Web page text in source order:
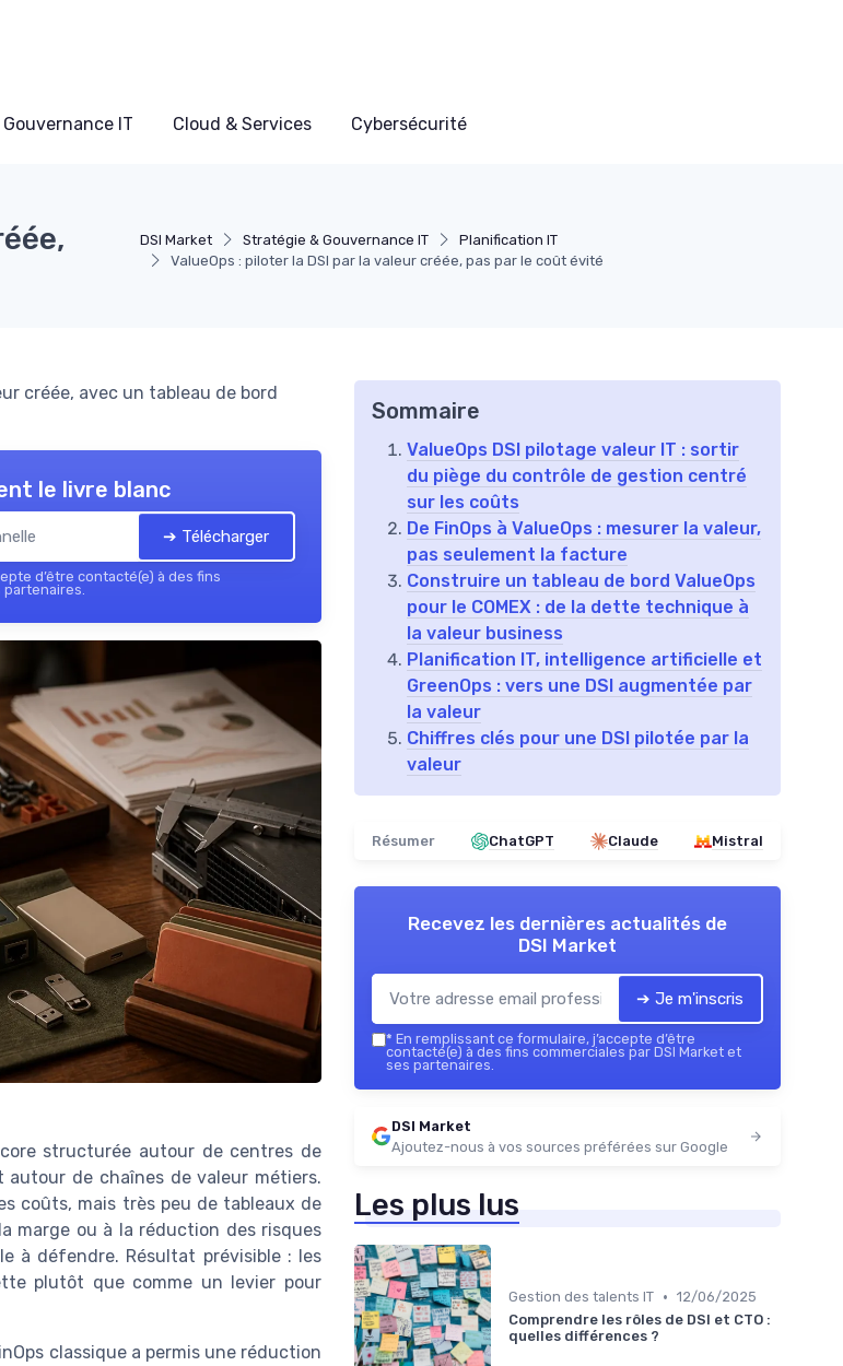
IT Cloud & Services Cybersécurité
DSI Market Stratégie & Gouvernance IT
Planification IT
ValueOps : piloter la DSI par la valeur créée, pas par le coût évité
créée, avec un tableau de bord
le livre blanc
➔ Télécharger
d’être contacté(e) à des fins
partenaires.
structurée autour de centres de
de chaînes de valeur métiers.
coûts, mais très peu de tableaux de
marge ou à la réduction des risques
à défendre. Résultat prévisible : les
plutôt que comme un levier pour
classique a permis une réduction
Sommaire
ValueOps DSI pilotage valeur IT : sortir
du piège du contrôle de gestion centré
sur les coûts
De FinOps à ValueOps : mesurer la valeur,
pas seulement la facture
Construire un tableau de bord ValueOps
pour le COMEX : de la dette technique à
la valeur business
Planification IT, intelligence artificielle et
GreenOps : vers une DSI augmentée par
la valeur
Chiffres clés pour une DSI pilotée par la
valeur
Résumer ChatGPT Claude Mistral
Recevez les dernières actualités de
DSI Market
➔ Je m'inscris
* En remplissant ce formulaire, j’accepte d’être
contacté(e) à des fins commerciales par DSI Market et
ses partenaires.
DSI Market
Ajoutez-nous à vos sources préférées sur Google
Les plus lus
Gestion des talents IT • 12/06/2025
Comprendre les rôles de DSI et CTO :
quelles différences ?